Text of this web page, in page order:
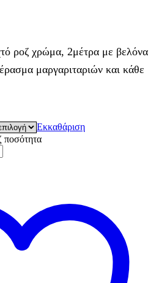
ροζ χρώμα, 2μέτρα με βελόνα
μαργαριταριών και κάθε
Εκκαθάριση
ποσότητα